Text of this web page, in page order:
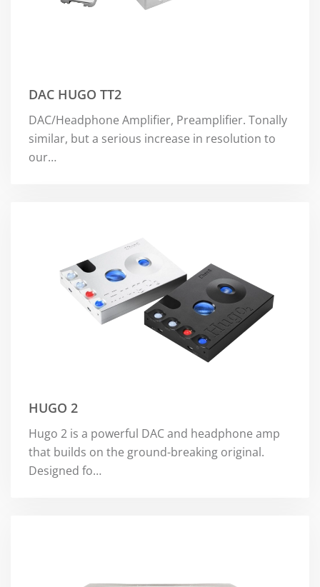
DAC HUGO TT2
DAC/Headphone Amplifier, Preamplifier. Tonally
similar, but a serious increase in resolution to
our…
HUGO 2
Hugo 2 is a powerful DAC and headphone amp
that builds on the ground-breaking original.
Designed fo…